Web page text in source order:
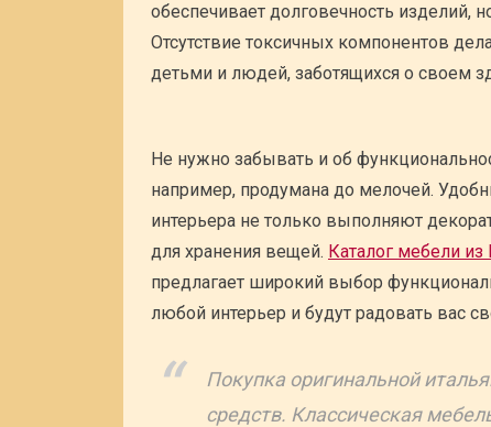
обеспечивает долговечность изделий,
Отсутствие токсичных компонентов
детьми и людей, заботящихся о своем
Не нужно забывать и об
например, продумана до мелочей.
интерьера не только выполняют
для хранения вещей. Каталог мебели из
предлагает широкий выбор
любой интерьер и будут радовать вас
Покупка оригинальной
средств. Классическая